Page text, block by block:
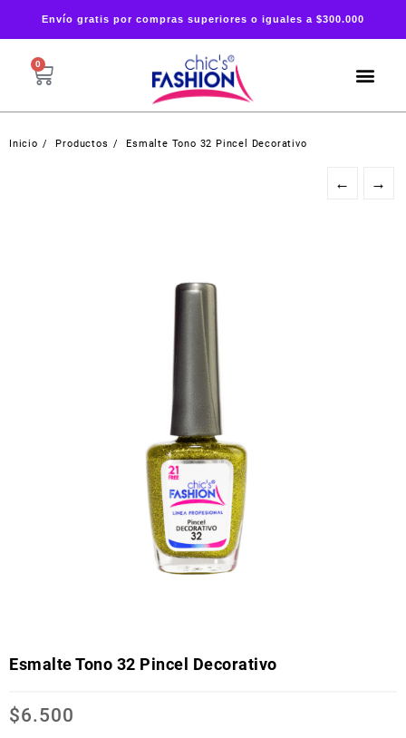
Envío gratis por compras superiores o iguales a $300.000
0
Inicio Productos Esmalte Tono 32 Pincel Decorativo
← →
Esmalte Tono 32 Pincel Decorativo
$6.500